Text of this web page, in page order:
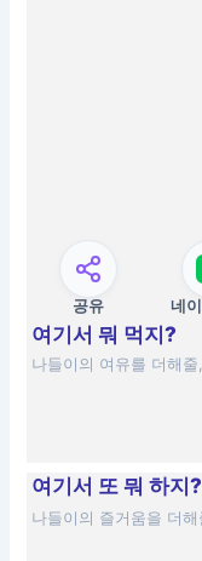
공유 네
여기서 뭐 먹지?
나들이의 여유를 더해
여기서 또 뭐 하지?
나들이의 즐거움을 더